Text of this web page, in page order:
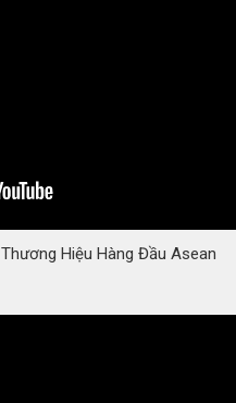
Hiệu Hàng Đầu Asean